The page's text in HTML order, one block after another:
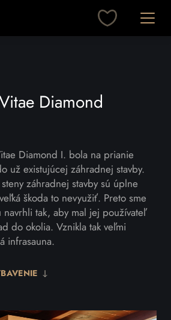
Diamond
Diamond I. bola na prianie
už existujúcej záhradnej stavby.
záhradnej stavby sú úplne
škoda to nevyužiť. Preto sme
navrhli tak, aby mal jej používateľ
do okolia. Vznikla tak veľmi
infrasauna.